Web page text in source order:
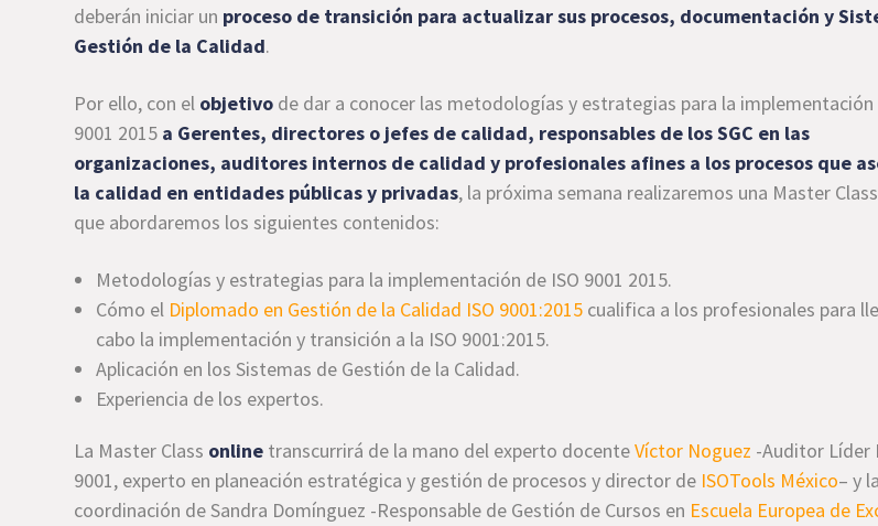
deberán iniciar un proceso de transición para actualizar sus procesos, documentación y
Gestión de la Calidad.
Por ello, con el objetivo de dar a conocer las metodologías y estrategias para la implementación
9001 2015 a Gerentes, directores o jefes de calidad, responsables de los SGC en las
organizaciones, auditores internos de calidad y profesionales afines a los procesos que
la calidad en entidades públicas y privadas, la próxima semana realizaremos una Master
que abordaremos los siguientes contenidos:
Metodologías y estrategias para la implementación de ISO 9001 2015.
Cómo el Diplomado en Gestión de la Calidad ISO 9001:2015 cualifica a los profesionales para
cabo la implementación y transición a la ISO 9001:2015.
Aplicación en los Sistemas de Gestión de la Calidad.
Experiencia de los expertos.
La Master Class online transcurrirá de la mano del experto docenteVíctor Noguez -Auditor Líder
9001, experto en planeación estratégica y gestión de procesos y director de ISOTools México– y la
coordinación de Sandra Domínguez -Responsable de Gestión de Cursos en Escuela Europea de